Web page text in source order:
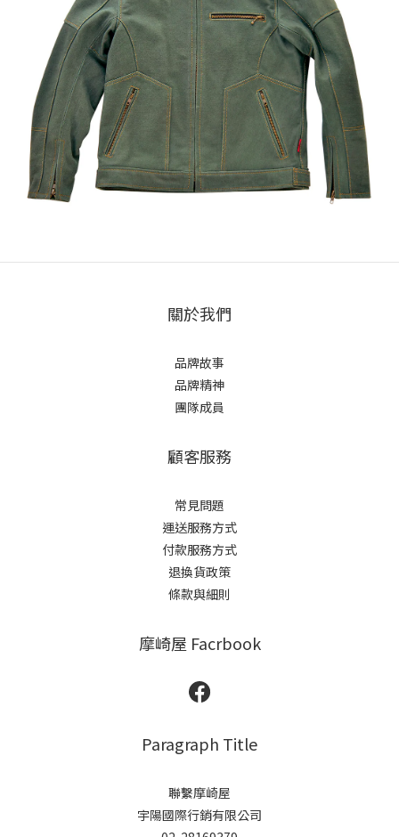
關於我們
品牌故事
品牌精神
團隊成員
顧客服務
常見問題
運送服務方式
付款服務方式
退換貨政策
條款與細則
摩崎屋 Facrbook
Paragraph Title
聯繫摩崎屋
宇陽國際行銷有限公司